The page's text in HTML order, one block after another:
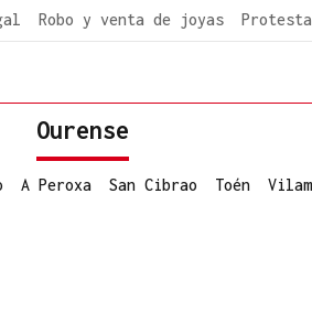
Robo y venta de joyas
Ourense
A Peroxa San Cibrao Toén